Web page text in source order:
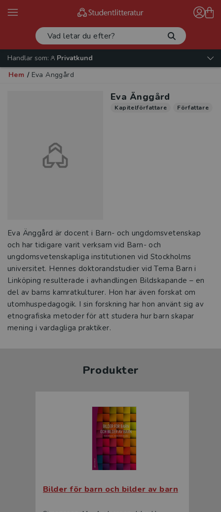
Handlar som:
Privatkund
Hem / Eva Änggård
Eva Änggård
Kapitelförfattare Författare
Eva Änggård är docent i Barn- och ungdomsvetenskap
och har tidigare varit verksam vid Barn- och
ungdomsvetenskapliga institutionen vid Stockholms
universitet. Hennes doktorandstudier vid Tema Barn i
Linköping resulterade i avhandlingen Bildskapande – en
del av barns kamratkulturer. Hon har även forskat om
utomhuspedagogik. I sin forskning har hon använt sig av
etnografiska metoder för att studera hur barn skapar
mening i vardagliga praktiker.
Produkter
Bilder för barn och bilder av barn